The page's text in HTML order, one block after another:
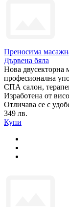
Преносима
Дървена бяла
Нова двусекторна
професионална
СПА салон,
Изработена от
Отличава се с
349 лв.
Купи